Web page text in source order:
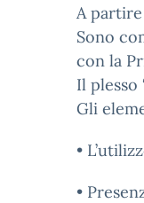
A partire
Sono
con la
Il plesso
Gli
•
•